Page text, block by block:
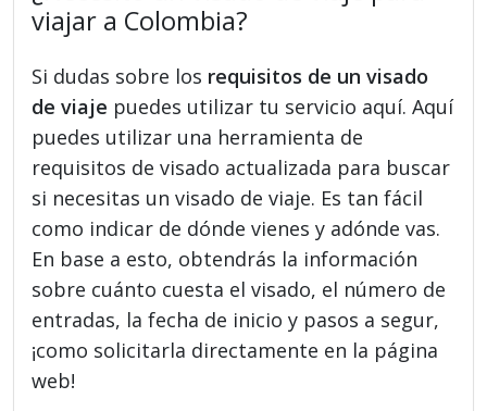
viajar a Colombia?
Si dudas sobre los requisitos de un visado
de viaje puedes utilizar tu servicio aquí. Aquí
puedes utilizar una herramienta de
requisitos de visado actualizada para buscar
si necesitas un visado de viaje. Es tan fácil
como indicar de dónde vienes y adónde vas.
En base a esto, obtendrás la información
sobre cuánto cuesta el visado, el número de
entradas, la fecha de inicio y pasos a segur,
¡como solicitarla directamente en la página
web!